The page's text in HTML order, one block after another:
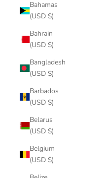
Bahamas
(USD $)
Bahrain
(USD $)
Bangladesh
(USD $)
Barbados
(USD $)
Belarus
(USD $)
Belgium
(USD $)